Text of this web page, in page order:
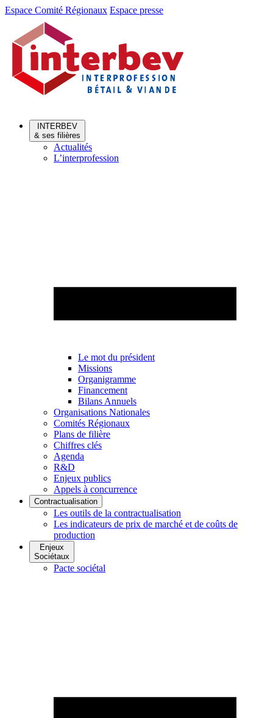
Aller
Aller
contenu
Espace Comité Régionaux Espace presse
INTERBEV
& ses filières
Actualités
L’interprofession
Le mot du président
Missions
Organigramme
Financement
Bilans Annuels
Organisations Nationales
Comités Régionaux
Plans de filière
Chiffres clés
Agenda
R&D
Enjeux publics
Appels à concurrence
Contractualisation
Les outils de la contractualisation
Les indicateurs de prix de marché et de coûts de
production
Enjeux
Sociétaux
Pacte sociétal